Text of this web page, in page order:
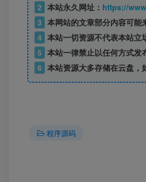
2 本站永久网址： https://
3 本网站的文章部分内容可能
4 本站一切资源不代表本站立
5 本站一律禁止以任何方式发
6 本站资源大多存储在云盘，
程序源码